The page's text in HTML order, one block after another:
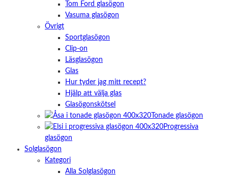
Tom Ford glasögon
Vasuma glasögon
Övrigt
Sportglasögon
Clip-on
Läsglasögon
Glas
Hur tyder jag mitt recept?
Hjälp att välja glas
Glasögonskötsel
Tonade glasögon
Progressiva
glasögon
Solglasögon
Kategori
Alla Solglasögon